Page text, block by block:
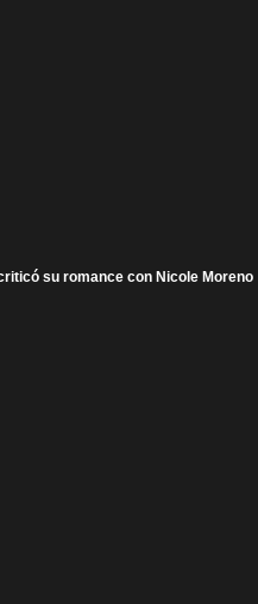
su romance con Nicole Moreno